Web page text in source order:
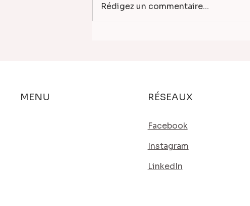
Rédigez un commentaire...
MENU RÉSEAUX
Facebook
Instagram
LinkedIn